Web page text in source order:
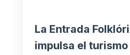
La Entrada
impulsa el